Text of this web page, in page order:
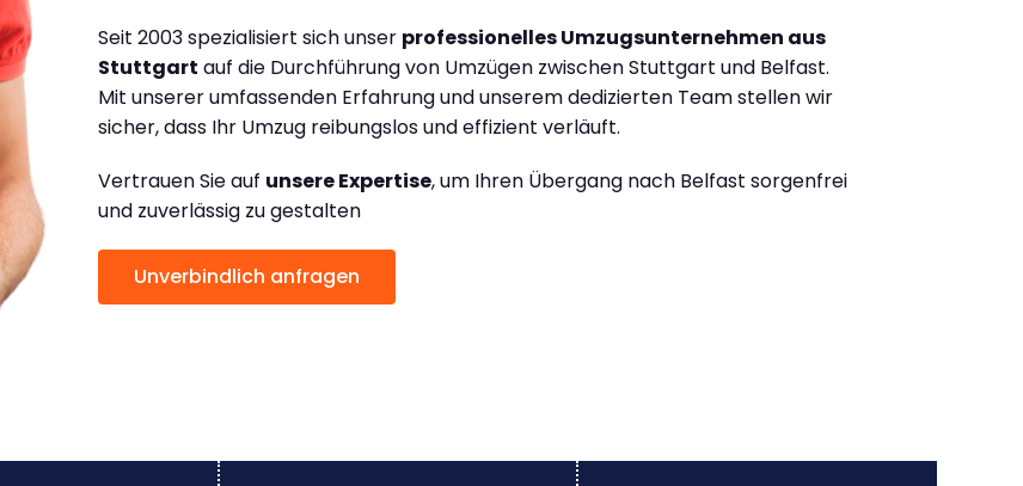
Seit 2003 spezialisiert sich unser professionelles Umzugsunternehmen aus
Stuttgart auf die Durchführung von Umzügen zwischen Stuttgart und Belfast.
Mit unserer umfassenden Erfahrung und unserem dedizierten Team stellen wir
sicher, dass Ihr Umzug reibungslos und effizient verläuft.
Vertrauen Sie auf unsere Expertise, um Ihren Übergang nach Belfast sorgenfrei
und zuverlässig zu gestalten
Unverbindlich anfragen